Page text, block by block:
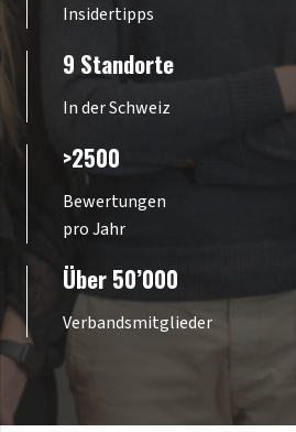
Insidertipps
9 Standorte
In der Schweiz
>2500
Bewertungen
pro Jahr
Über 50’000
Verbandsmitglieder